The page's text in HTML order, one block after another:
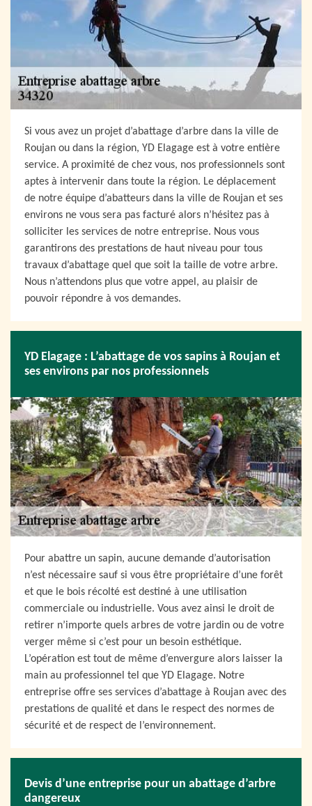
Si vous avez un projet d’abattage d’arbre dans la ville de
Roujan ou dans la région, YD Elagage est à votre entière
service. A proximité de chez vous, nos professionnels sont
aptes à intervenir dans toute la région. Le déplacement
de notre équipe d’abatteurs dans la ville de Roujan et ses
environs ne vous sera pas facturé alors n’hésitez pas à
solliciter les services de notre entreprise. Nous vous
garantirons des prestations de haut niveau pour tous
travaux d’abattage quel que soit la taille de votre arbre.
Nous n’attendons plus que votre appel, au plaisir de
pouvoir répondre à vos demandes.
YD Elagage : L’abattage de vos sapins à Roujan et
ses environs par nos professionnels
Pour abattre un sapin, aucune demande d’autorisation
n’est nécessaire sauf si vous être propriétaire d’une forêt
et que le bois récolté est destiné à une utilisation
commerciale ou industrielle. Vous avez ainsi le droit de
retirer n’importe quels arbres de votre jardin ou de votre
verger même si c’est pour un besoin esthétique.
L’opération est tout de même d’envergure alors laisser la
main au professionnel tel que YD Elagage. Notre
entreprise offre ses services d’abattage à Roujan avec des
prestations de qualité et dans le respect des normes de
sécurité et de respect de l’environnement.
Devis d’une entreprise pour un abattage d’arbre
dangereux